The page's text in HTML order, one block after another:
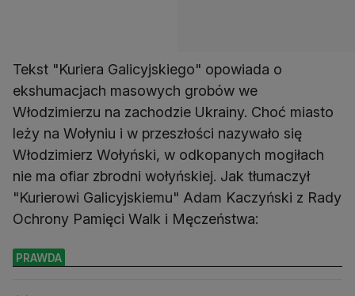
Tekst "Kuriera Galicyjskiego" opowiada o
ekshumacjach masowych grobów we
Włodzimierzu na zachodzie Ukrainy. Choć miasto
leży na Wołyniu i w przeszłości nazywało się
Włodzimierz Wołyński, w odkopanych mogiłach
nie ma ofiar zbrodni wołyńskiej. Jak tłumaczył
"Kurierowi Galicyjskiemu" Adam Kaczyński z Rady
Ochrony Pamięci Walk i Męczeństwa:
PRAWDA